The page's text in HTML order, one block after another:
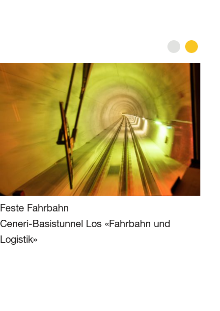
Feste Fahrbahn
Ceneri-Basistunnel Los «Fahrbahn und
Logistik»